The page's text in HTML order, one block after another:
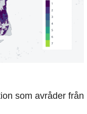
som avråder från